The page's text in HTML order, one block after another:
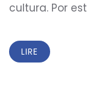
cultura. Por
LIRE